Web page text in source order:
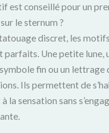
est conseillé pour un
le sternum ?
discret, les motifs
parfaits. Une petite lune,
fin ou un lettrage
Ils permettent de
la sensation sans